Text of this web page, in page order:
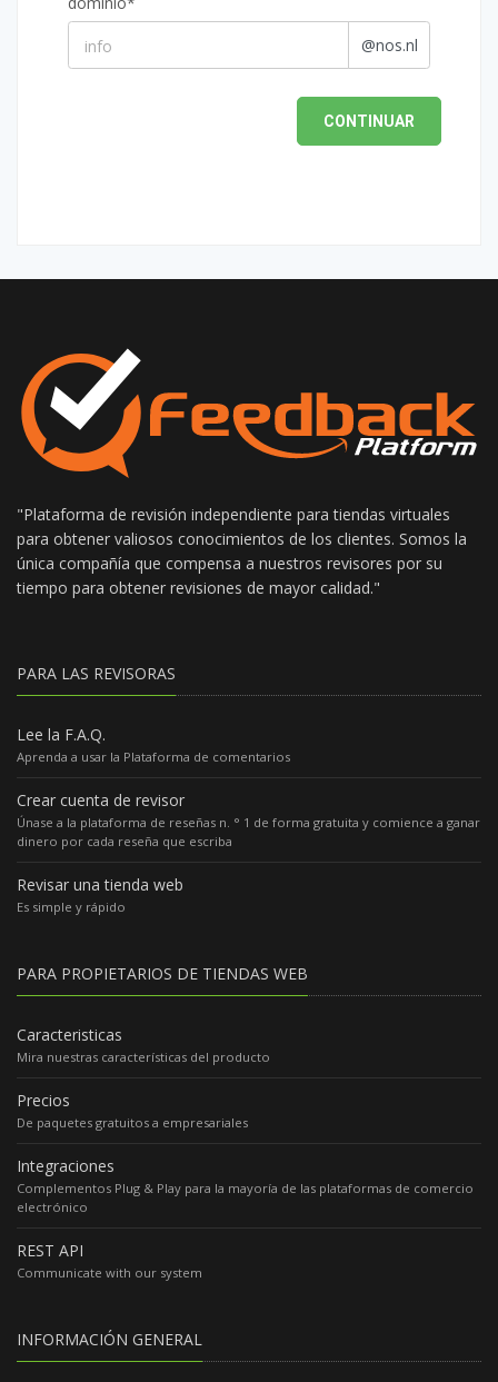
@nos.nl
CONTINUAR
"Plataforma de revisión independiente para tiendas virtuales
para obtener valiosos conocimientos de los clientes. Somos la
única compañía que compensa a nuestros revisores por su
tiempo para obtener revisiones de mayor calidad."
PARA LAS REVISORAS
Lee la F.A.Q.
Aprenda a usar la Plataforma de comentarios
Crear cuenta de revisor
Únase a la plataforma de reseñas n. ° 1 de forma gratuita y comience a ganar
dinero por cada reseña que escriba
Revisar una tienda web
Es simple y rápido
PARA PROPIETARIOS DE TIENDAS WEB
Caracteristicas
Mira nuestras características del producto
Precios
De paquetes gratuitos a empresariales
Integraciones
Complementos Plug & Play para la mayoría de las plataformas de comercio
electrónico
REST API
Communicate with our system
INFORMACIÓN GENERAL